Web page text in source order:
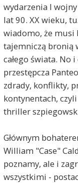
wydarzenia I
lat 90. XX wieku,
wiadomo, że musi
tajemniczą bronią
całego świata. No
przestępcza
zdrady, konflikty,
kontynentach,
thriller
Głównym
William "Case"
poznamy, ale i
wszystkimi -